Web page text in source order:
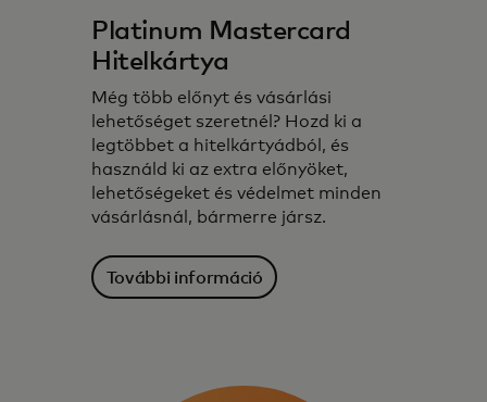
Platinum Mastercard
Hitelkártya
Még több előnyt és vásárlási
lehetőséget szeretnél? Hozd ki a
legtöbbet a hitelkártyádból, és
használd ki az extra előnyöket,
lehetőségeket és védelmet minden
vásárlásnál, bármerre jársz.
További információ